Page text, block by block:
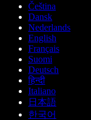
Čeština
Dansk
Nederlands
English
Français
Suomi
Deutsch
हिन्दी
Italiano
日本語
한국어